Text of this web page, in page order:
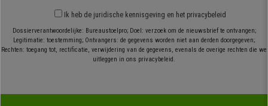
Ik heb de juridische kennisgeving en het privacybeleid
Dossierverantwoordelijke: Bureaustoelpro; Doel: verzoek om de nieuwsbrief te ontvangen;
Legitimatie: toestemming; Ontvangers: de gegevens worden niet aan derden doorgegeven;
Rechten: toegang tot, rectificatie, verwijdering van de gegevens, evenals de overige rechten die we
uitleggen in ons privacybeleid.